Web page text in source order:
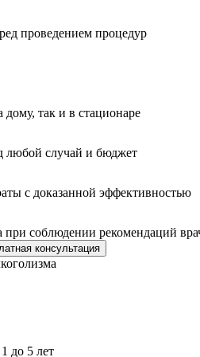
проведением процедур
так и в стационаре
любой случай и бюджет
с доказанной эффективностью
при соблюдении рекомендаций
консультация
до 5 лет